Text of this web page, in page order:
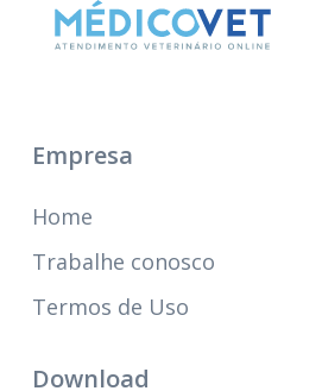
Empresa
Home
Trabalhe conosco
Termos de Uso
Download